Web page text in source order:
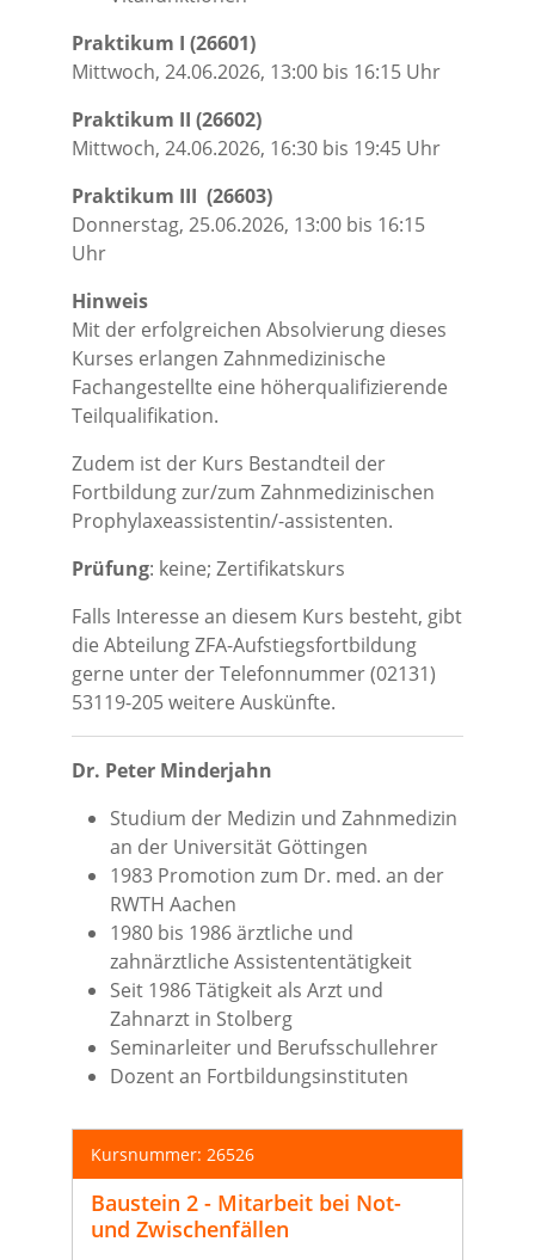
Praktikum I (26601)
Mittwoch, 24.06.2026, 13:00 bis 16:15 Uhr
Praktikum II (26602)
Mittwoch, 24.06.2026, 16:30 bis 19:45 Uhr
Praktikum III (26603)
Donnerstag, 25.06.2026, 13:00 bis 16:15
Uhr
Hinweis
Mit der erfolgreichen Absolvierung dieses
Kurses erlangen Zahnmedizinische
Fachangestellte eine höherqualifizierende
Teilqualifikation.
Zudem ist der Kurs Bestandteil der
Fortbildung zur/zum Zahnmedizinischen
Prophylaxeassistentin/-assistenten.
Prüfung: keine; Zertifikatskurs
Falls Interesse an diesem Kurs besteht, gibt
die Abteilung ZFA-Aufstiegsfortbildung
gerne unter der Telefonnummer (02131)
53119-205 weitere Auskünfte.
Dr. Peter Minderjahn
Studium der Medizin und Zahnmedizin
an der Universität Göttingen
1983 Promotion zum Dr. med. an der
RWTH Aachen
1980 bis 1986 ärztliche und
zahnärztliche Assistententätigkeit
Seit 1986 Tätigkeit als Arzt und
Zahnarzt in Stolberg
Seminarleiter und Berufsschullehrer
Dozent an Fortbildungsinstituten
Kursnummer: 26526
Baustein 2 - Mitarbeit bei Not-
und Zwischenfällen